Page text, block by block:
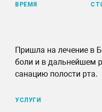
ВРЕМЯ
Пришла на лечение в
боли и в дальнейшем
санацию полости рта.
УСЛУГИ